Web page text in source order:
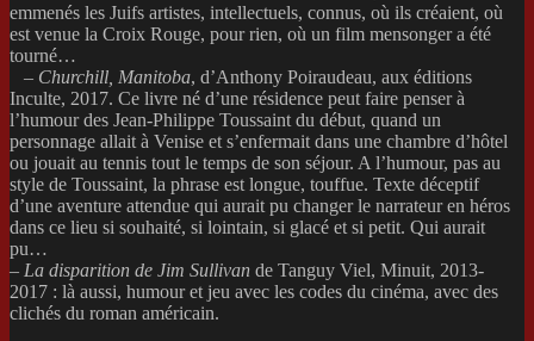
emmenés les Juifs artistes, intellectuels, connus, où ils créaient, où
est venue la Croix Rouge, pour rien, où un film mensonger a été
tourné…
– Churchill, Manitoba, d’Anthony Poiraudeau, aux éditions
Inculte, 2017. Ce livre né d’une résidence peut faire penser à
l’humour des Jean-Philippe Toussaint du début, quand un
personnage allait à Venise et s’enfermait dans une chambre d’hôtel
ou jouait au tennis tout le temps de son séjour. A l’humour, pas au
style de Toussaint, la phrase est longue, touffue. Texte déceptif
d’une aventure attendue qui aurait pu changer le narrateur en héros
dans ce lieu si souhaité, si lointain, si glacé et si petit. Qui aurait
pu…
– La disparition de Jim Sullivan de Tanguy Viel, Minuit, 2013-
2017 : là aussi, humour et jeu avec les codes du cinéma, avec des
clichés du roman américain.